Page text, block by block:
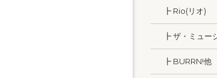
┣ Rio(リオ)
┣ ザ・ミュー
┣ BURRN!他